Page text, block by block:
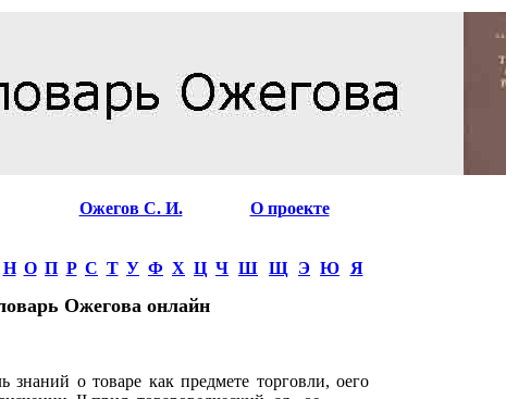
Ожегов С. И. О проекте
Н О П Р С Т У Ф Х Ц Ч Ш Щ Э Ю Я
Ожегова онлайн
о товаре как предмете торговли, оего